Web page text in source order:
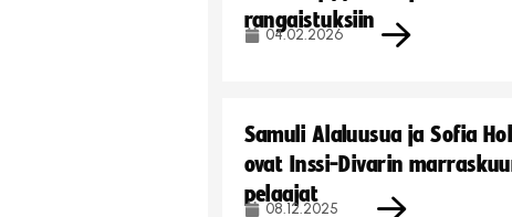
rangaistuksiin
04.02.2026
Samuli Alaluusua ja Sofia
ovat Inssi-Divarin
pelaajat
08.12.2025